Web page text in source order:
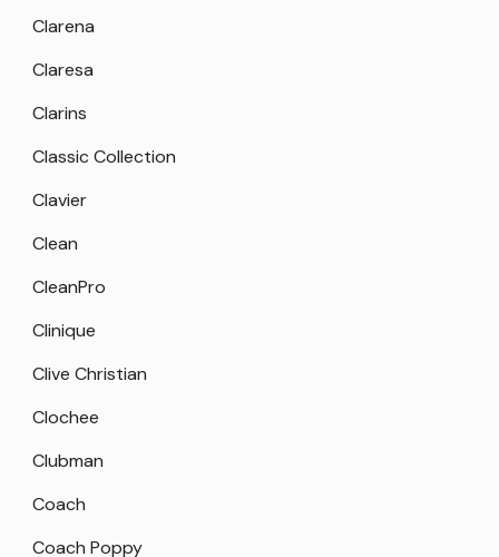
Clarena
Claresa
Clarins
Classic Collection
Clavier
Clean
CleanPro
Clinique
Clive Christian
Clochee
Clubman
Coach
Coach Poppy